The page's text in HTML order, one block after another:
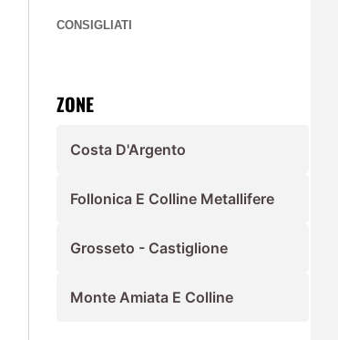
CONSIGLIATI
ZONE
Costa D'Argento
Follonica E Colline Metallifere
Grosseto - Castiglione
Monte Amiata E Colline